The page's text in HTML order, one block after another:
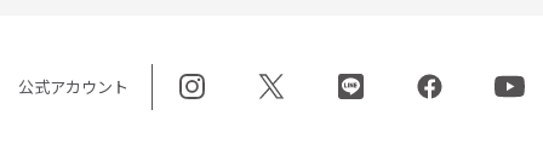
公式アカウント